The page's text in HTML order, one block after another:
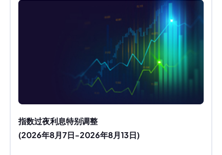
指数过夜利息特别调整
(2026年8月7日-2026年8月13日)